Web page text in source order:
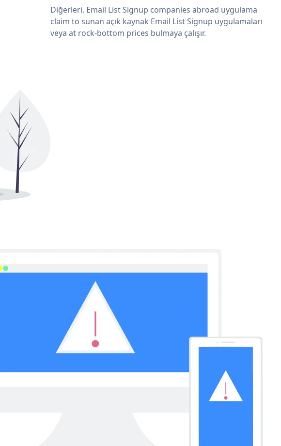
Diğerleri, Email List Signup companies abroad uygulama
claim to sunan açık kaynak Email List Signup uygulamaları
veya at rock-bottom prices bulmaya çalışır.